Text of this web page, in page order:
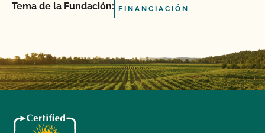
Tema de la Fundación: FINANCIACIÓN